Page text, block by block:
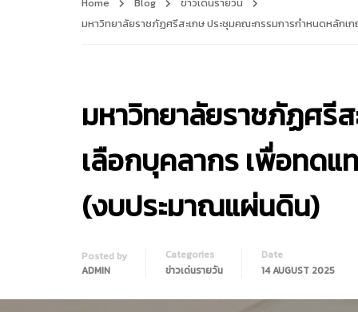
มหาวิทยาลัยราชภัฏศรีสะเกษ ประชุมคณะกรรมการกำหนดหลักเ
มหาวิทยาลัยราชภัฏศรี
เลือกบุคลากร เพื่อทดแ
(งบประมาณแผ่นดิน)
Posted by
ADMIN
Categories
ข่าวเด่นรายวัน
Date
14 AUGUST 2025